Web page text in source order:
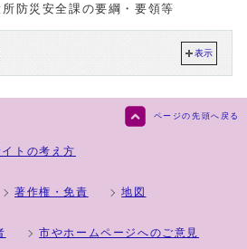
防災安全課の要綱・要領等
表示
ページの先頭へ戻る
イトの考え方
著作権・免責 地図
市やホームページへのご意見